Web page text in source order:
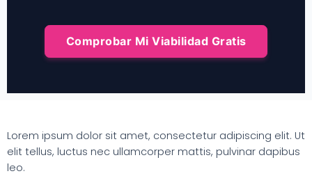
Comprobar Mi Viabilidad Gratis
Lorem ipsum dolor sit amet, consectetur adipiscing elit. Ut
elit tellus, luctus nec ullamcorper mattis, pulvinar dapibus
leo.